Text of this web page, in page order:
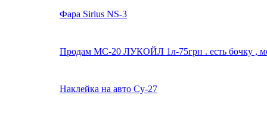
Фара Sirius NS-3
Продам МС-20 ЛУКОЙЛ 1л-75грн . есть бочку ,
Наклейка на авто Су-27